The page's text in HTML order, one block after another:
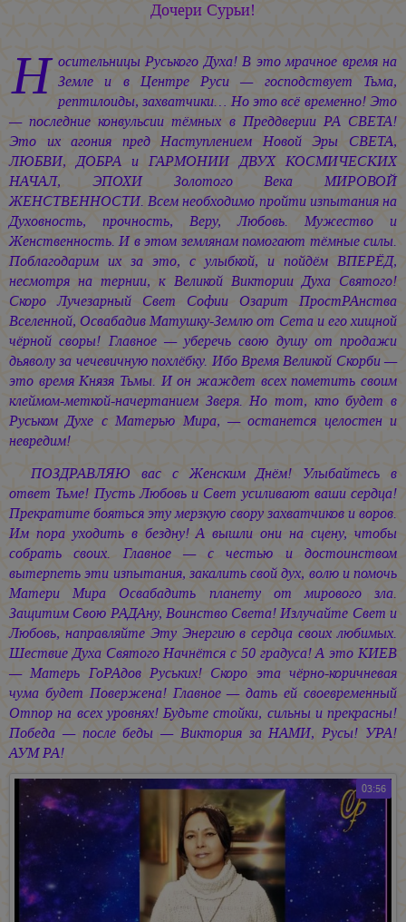
Дочери Сурьи!
Н осительницы Руського Духа! В это мрачное время на
Земле и в Центре Руси — господствует Тьма,
рептилоиды, захватчики… Но это всё временно! Это
— последние конвульсии тёмных в Преддверии РА СВЕТА!
Это их агония пред Наступлением Новой Эры СВЕТА,
ЛЮБВИ, ДОБРА и ГАРМОНИИ ДВУХ КОСМИЧЕСКИХ
НАЧАЛ, ЭПОХИ Золотого Века МИРОВОЙ
ЖЕНСТВЕННОСТИ. Всем необходимо пройти изпытания на
Духовность, прочность, Веру, Любовь. Мужество и
Женственность. И в этом землянам помогают тёмные силы.
Поблагодарим их за это, с улыбкой, и пойдём ВПЕРЁД,
несмотря на тернии, к Великой Виктории Духа Святого!
Скоро Лучезарный Свет Софии Озарит ПростРАнства
Вселенной, Освабадив Матушку-Землю от Сета и его хищной
чёрной своры! Главное — уберечь свою душу от продажи
дьяволу за чечевичную похлёбку. Ибо Время Великой Скорби —
это время Князя Тьмы. И он жаждет всех пометить своим
клеймом-меткой-начертанием Зверя. Но тот, кто будет в
Руськом Духе с Матерью Мира, — останется целостен и
невредим!
ПОЗДРАВЛЯЮ вас с Женским Днём! Улыбайтесь в
ответ Тьме! Пусть Любовь и Свет усиливают ваши сердца!
Прекратите бояться эту мерзкую свору захватчиков и воров.
Им пора уходить в бездну! А вышли они на сцену, чтобы
собрать своих. Главное — с честью и достоинством
вытерпеть эти изпытания, закалить свой дух, волю и помочь
Матери Мира Освабадить планету от мирового зла.
Защитим Свою РАДАну, Воинство Света! Излучайте Свет и
Любовь, направляйте Эту Энергию в сердца своих любимых.
Шествие Духа Святого Начнётся с 50 градуса! А это КИЕВ
— Матерь ГоРАдов Руських! Скоро эта чёрно-коричневая
чума будет Повержена! Главное — дать ей своевременный
Отпор на всех уровнях! Будьте стойки, сильны и прекрасны!
Победа — после беды — Виктория за НАМИ, Русы! УРА!
АУМ РА!
03:56